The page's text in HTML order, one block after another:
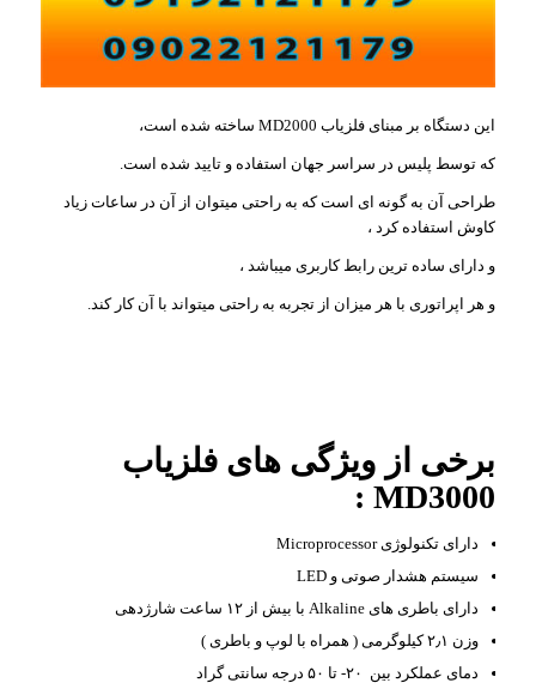
این دستگاه بر مبنای فلزیاب MD2000 ساخته شده است،
که توسط پلیس در سراسر جهان استفاده و تایید شده است.
طراحی آن به گونه ای است که به راحتی میتوان از آن در ساعات زیاد
کاوش استفاده کرد ،
و دارای ساده ترین رابط کاربری میباشد ،
و هر اپراتوری با هر میزان از تجربه به راحتی میتواند با آن کار کند.
برخی از ویژگی های فلزیاب
MD3000 :
دارای تکنولوژی Microprocessor
سیستم هشدار صوتی و LED
دارای باطری های Alkaline با بیش از ۱۲ ساعت شارژدهی
وزن ۲٫۱ کیلوگرمی ( همراه با لوپ و باطری )
دمای عملکرد بین ۲۰- تا ۵۰ درجه سانتی گراد